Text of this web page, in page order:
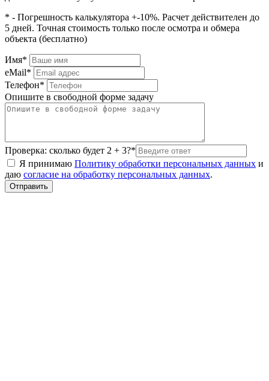
* - Погрешность калькулятора +-10%. Расчет действителен до
5 дней. Точная стоимость только после осмотра и обмера
объекта (бесплатно)
Имя*
eMail*
Телефон*
Опишите в свободной форме задачу
Проверка: сколько будет 2 + 3?*
Я принимаю Политику обработки персональных данных и
даю согласие на обработку персональных данных.